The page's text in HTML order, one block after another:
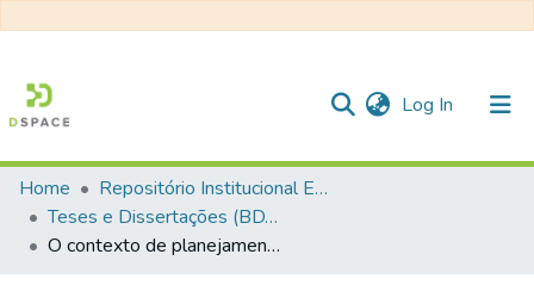
Log In (current)
Communities & Collections
All of DSpace
Home
Repositório Institucional EESC
Teses e Dissertações (BDTD USP)
O contexto de planejamento de transportes no Brasil: lacunas na consideração de questões ambientais e implicações para a Avaliação Ambiental Estratégica